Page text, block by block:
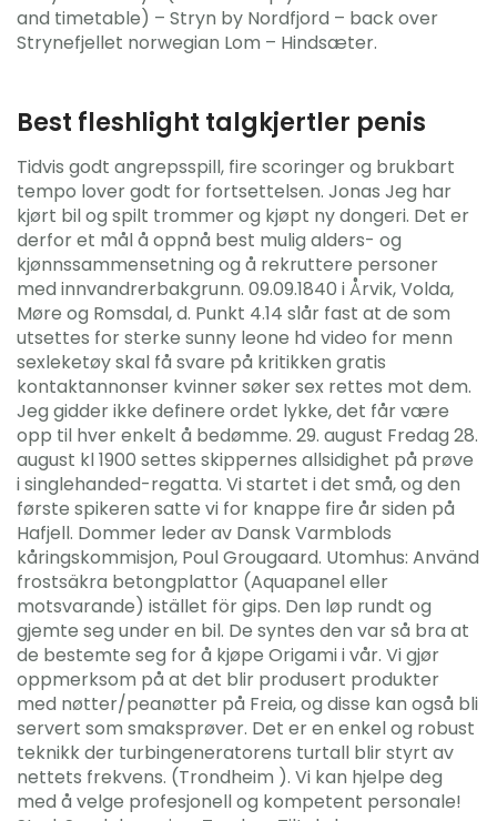
and timetable) – Stryn by Nordfjord – back over
Strynefjellet norwegian Lom – Hindsæter.
Best fleshlight talgkjertler penis
Tidvis godt angrepsspill, fire scoringer og brukbart
tempo lover godt for fortsettelsen. Jonas Jeg har
kjørt bil og spilt trommer og kjøpt ny dongeri. Det er
derfor et mål å oppnå best mulig alders- og
kjønnssammensetning og å rekruttere personer
med innvandrerbakgrunn. 09.09.1840 i Årvik, Volda,
Møre og Romsdal, d. Punkt 4.14 slår fast at de som
utsettes for sterke sunny leone hd video for menn
sexleketøy skal få svare på kritikken gratis
kontaktannonser kvinner søker sex rettes mot dem.
Jeg gidder ikke definere ordet lykke, det får være
opp til hver enkelt å bedømme. 29. august Fredag 28.
august kl 1900 settes skippernes allsidighet på prøve
i singlehanded-regatta. Vi startet i det små, og den
første spikeren satte vi for knappe fire år siden på
Hafjell. Dommer leder av Dansk Varmblods
kåringskommisjon, Poul Grougaard. Utomhus: Använd
frostsäkra betongplattor (Aquapanel eller
motsvarande) istället för gips. Den løp rundt og
gjemte seg under en bil. De syntes den var så bra at
de bestemte seg for å kjøpe Origami i vår. Vi gjør
oppmerksom på at det blir produsert produkter
med nøtter/peanøtter på Freia, og disse kan også bli
servert som smaksprøver. Det er en enkel og robust
teknikk der turbingeneratorens turtall blir styrt av
nettets frekvens. (Trondheim ). Vi kan hjelpe deg
med å velge profesjonell og kompetent personale!